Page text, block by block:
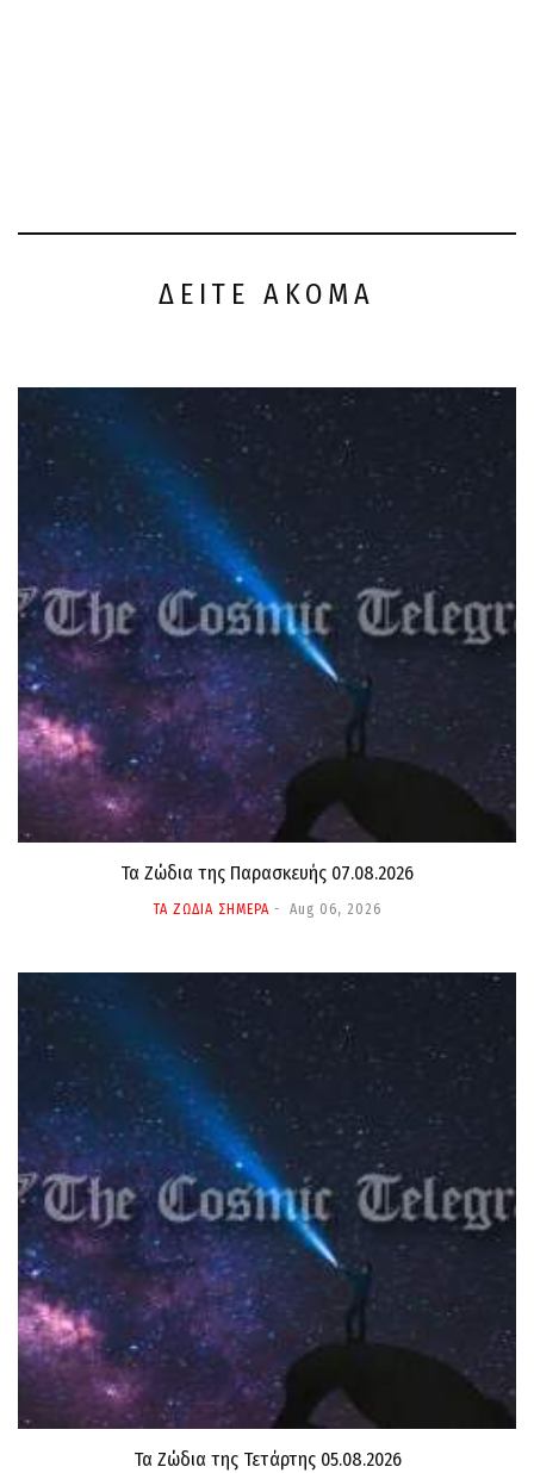
ΔΕΙΤΕ ΑΚΟΜΑ
Τα Ζώδια της Παρασκευής 07.08.2026
ΤΑ ΖΩΔΙΑ ΣΗΜΕΡΑ Aug 06, 2026
Τα Ζώδια της Τετάρτης 05.08.2026